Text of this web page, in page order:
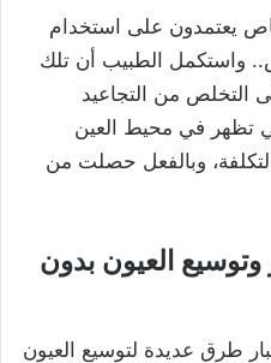
يعتمدون على استخدام
واستكمل الطبيب أن تلك
التخلص من التجاعيد
تظهر في محيط العين
وبالفعل حصلت من
العيون بدون
طرق عديدة لتوسيع العيون